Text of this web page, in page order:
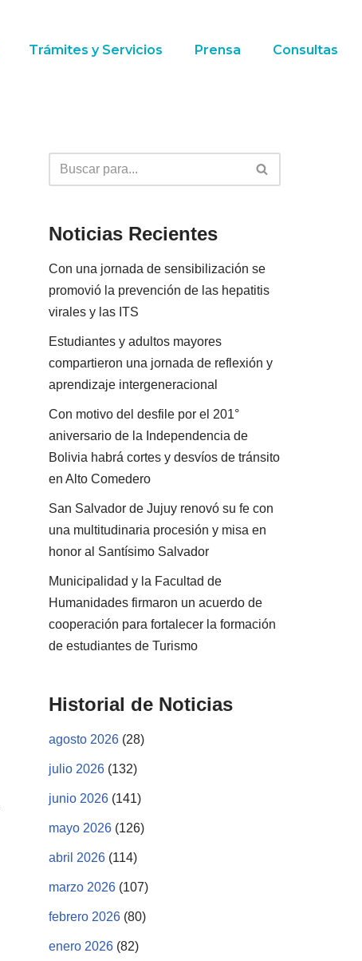
Trámites y Servicios Prensa Consultas
Noticias Recientes
Con una jornada de sensibilización se
promovió la prevención de las hepatitis
virales y las ITS
Estudiantes y adultos mayores
compartieron una jornada de reflexión y
aprendizaje intergeneracional
Con motivo del desfile por el 201°
aniversario de la Independencia de
Bolivia habrá cortes y desvíos de tránsito
en Alto Comedero
San Salvador de Jujuy renovó su fe con
una multitudinaria procesión y misa en
honor al Santísimo Salvador
Municipalidad y la Facultad de
Humanidades firmaron un acuerdo de
cooperación para fortalecer la formación
de estudiantes de Turismo
Historial de Noticias
agosto 2026 (28)
julio 2026 (132)
junio 2026 (141)
mayo 2026 (126)
abril 2026 (114)
marzo 2026 (107)
febrero 2026 (80)
enero 2026 (82)